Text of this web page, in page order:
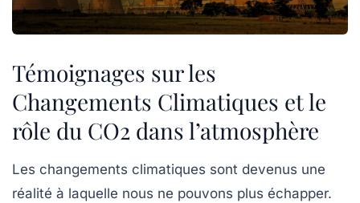
Témoignages sur les
Changements Climatiques et le
rôle du CO2 dans l’atmosphère
Les changements climatiques sont devenus une
réalité à laquelle nous ne pouvons plus échapper.